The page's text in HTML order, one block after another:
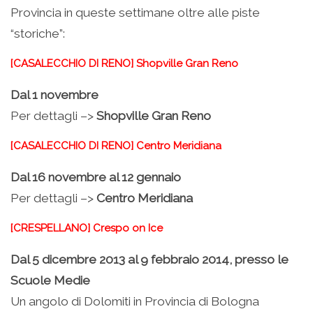
Provincia in queste settimane oltre alle piste
“storiche”:
[CASALECCHIO DI RENO] Shopville Gran Reno
Dal 1 novembre
Per dettagli –> Shopville Gran Reno
[CASALECCHIO DI RENO] Centro Meridiana
Dal 16 novembre al 12 gennaio
Per dettagli –> Centro Meridiana
[CRESPELLANO] Crespo on Ice
Dal 5 dicembre 2013 al 9 febbraio 2014, presso le
Scuole Medie
Un angolo di Dolomiti in Provincia di Bologna